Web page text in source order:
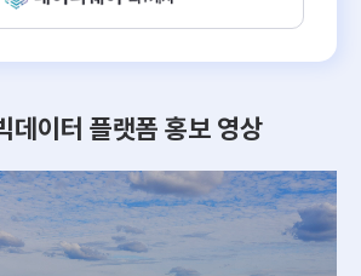
데이터 플랫폼 홍보 영상